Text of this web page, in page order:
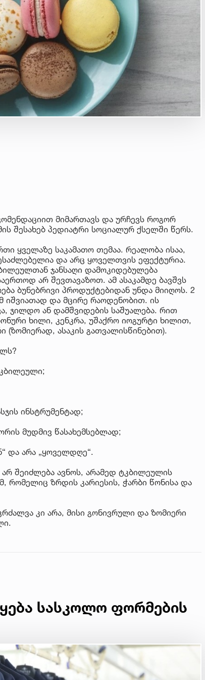
მიმართავს და ურჩევს როგორ
შესახებ პედიატრი სოციალურ ქსელში წერს.
ყველაზე საკამათო თემაა. რეალობა ისაა,
და არც ყოველთვის ეფექტურია.
ჯანსაღი დამოკიდებულება
არ შევთავაზოთ. ამ ასაკამდე ბავშვს
ბუნებრივი პროდუქტებიდან უნდა მიიღოს. 2
იშვიათად და მცირე რაოდენობით. ის
ჯილდო ან დამშვიდების საშუალება. რით
ხილი, კენკრა, უშაქრო იოგურტი ხილით,
(ზომიერად, ასაკის გათვალისწინებით).
ინსტრუმენტად;
მუდმივ წასახემსებლად;
და არა „ყოველდღე“.
შეიძლება ავნოს, არამედ ტკბილეულის
ზრდის კარიესის, ჭარბი წონისა და
კი არა, მისი გონივრული და ზომიერი
სასკოლო ფორმების